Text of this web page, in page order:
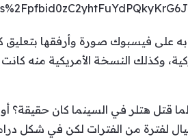
فيسبوك صورة وأرفقها بتعليق
وكذلك النسخة الأمريكية منه
قتل هتلر في السينما كان حقيقة؟
لفترة من الفترات لكن في شكل